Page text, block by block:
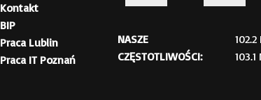
Kontakt
BIP
Praca Lublin
Praca IT Poznań
NASZE
CZĘSTOTLIWOŚCI: